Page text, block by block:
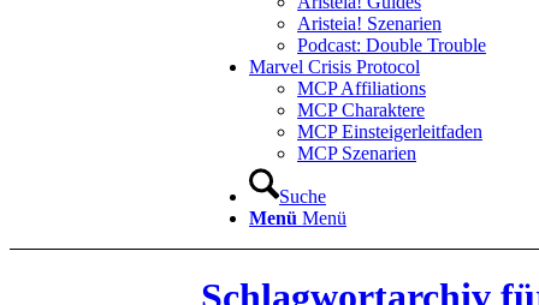
Aristeia! Szenarien
Podcast: Double Trouble
Marvel Crisis Protocol
MCP Affiliations
MCP Charaktere
MCP Einsteigerleitfaden
MCP Szenarien
Suche
Menü Menü